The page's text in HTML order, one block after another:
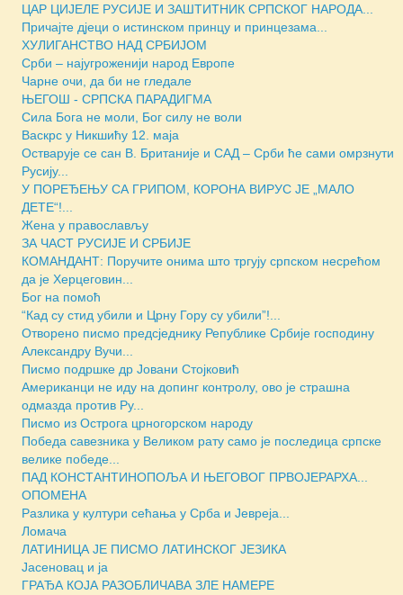
ЦАР ЦИЈЕЛЕ РУСИЈЕ И ЗАШТИТНИК СРПСКОГ НАРОДА...
Причајте дјеци о истинском принцу и принцезама...
ХУЛИГАНСТВО НАД СРБИЈОМ
Срби – најугроженији народ Европе
Чарне очи, да би не гледале
ЊЕГОШ - СРПСКА ПАРАДИГМА
Сила Бога не моли, Бог силу не воли
Васкрс у Никшићу 12. маја
Остварује се сан В. Британије и САД – Срби ће сами омрзнути
Русију...
У ПОРЕЂЕЊУ СА ГРИПОМ, КОРОНА ВИРУС ЈЕ „МАЛО
ДЕТЕ“!...
Жена у православљу
ЗА ЧАСТ РУСИЈЕ И СРБИЈЕ
КОМАНДАНТ: Поручите онима што тргују српском несрећом
да је Херцеговин...
Бог на помоћ
“Кад су стид убили и Црну Гору су убили”!...
Отворено писмо предсjеднику Републике Србије господину
Александру Вучи...
Писмо подршке др Јовани Стојковић
Американци не иду на допинг контролу, ово је страшна
одмазда против Ру...
Писмо из Острога црногорском народу
Победа савезника у Великом рату само је последица српске
велике победе...
ПАД КОНСТАНТИНОПОЉА И ЊЕГОВОГ ПРВОЈЕРАРХА...
ОПОМЕНА
Разлика у култури сећања у Срба и Јевреја...
Ломача
ЛАТИНИЦА ЈЕ ПИСМО ЛАТИНСКОГ ЈЕЗИКА
Јасеновац и ја
ГРАЂА КОЈА РАЗОБЛИЧАВА ЗЛЕ НАМЕРЕ